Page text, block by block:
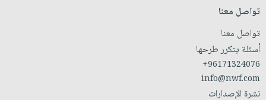
تواصل معنا
تواصل معنا
أسئلة يتكرر طرحها
+96171324076
info@nwf.com
نشرة الإصدارات